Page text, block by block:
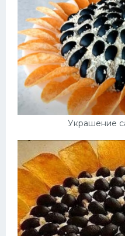
Украшение